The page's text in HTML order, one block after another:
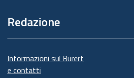
Redazione
Informazioni sul Burert
e contatti